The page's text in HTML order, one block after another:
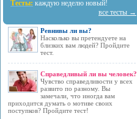
Тесты: каждую неделю новый!
все тесты →
Ревнивы ли вы?
Насколько вы претендуете на
близких вам людей? Пройдите
тест.
Справедливый ли вы человек?
Чувство справедливости у всех
развито по разному. Вы
замечали, что иногда вам
приходится думать о мотиве своих
поступков? Пройдите тест!